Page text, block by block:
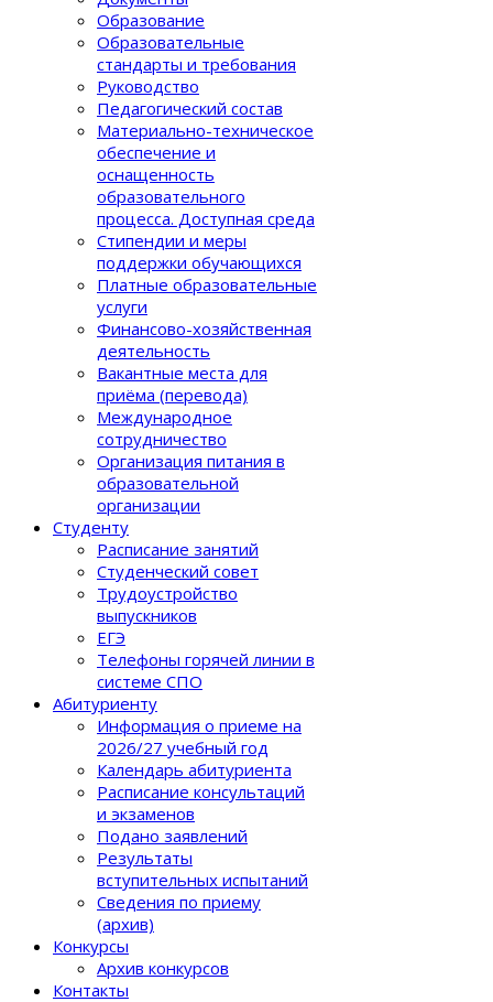
Образование
Образовательные
стандарты и требования
Руководство
Педагогический состав
Материально-техническое
обеспечение и
оснащенность
образовательного
процеcса. Доступная среда
Стипендии и меры
поддержки обучающихся
Платные образовательные
услуги
Финансово-хозяйственная
деятельность
Вакантные места для
приёма (перевода)
Международное
сотрудничество
Организация питания в
образовательной
организации
Студенту
Расписание занятий
Студенческий совет
Трудоустройство
выпускников
ЕГЭ
Телефоны горячей линии в
системе СПО
Абитуриенту
Информация о приеме на
2026/27 учебный год
Календарь абитуриента
Расписание консультаций
и экзаменов
Подано заявлений
Результаты
вступительных испытаний
Сведения по приему
(архив)
Конкурсы
Архив конкурсов
Контакты